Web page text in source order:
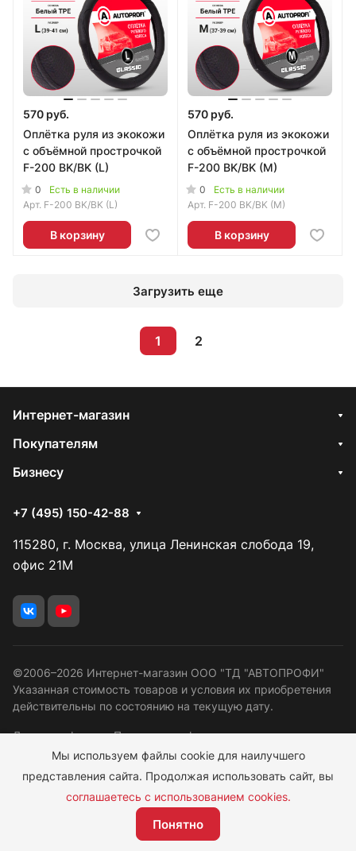
570 руб.
Оплётка руля из экокожи
с объёмной прострочкой
F-200 BK/BK (L)
0
Есть в наличии
Арт. F-200 BK/BK (L)
В корзину
570 руб.
Оплётка руля из экокожи
с объёмной прострочкой
F-200 BK/BK (M)
0
Есть в наличии
Арт. F-200 BK/BK (M)
В корзину
Загрузить еще
1 2
Интернет-магазин
Покупателям
Бизнесу
+7 (495) 150-42-88
115280, г. Москва, улица Ленинская слобода 19,
офис 21М
©2006–2026 Интернет-магазин ООО "ТД "АВТОПРОФИ"
Указанная стоимость товаров и условия их приобретения
действительны по состоянию на текущую дату.
Договор оферта
Политика конфиденциальности
Правовая информация
Программа лояльности
Согласие ОПД
Мы используем файлы cookie для наилучшего
представления сайта. Продолжая использовать сайт, вы
соглашаетесь с использованием cookies.
Понятно